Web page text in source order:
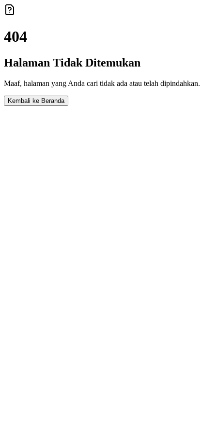
404
Halaman Tidak Ditemukan
Maaf, halaman yang Anda cari tidak ada atau telah dipindahkan.
Kembali ke Beranda